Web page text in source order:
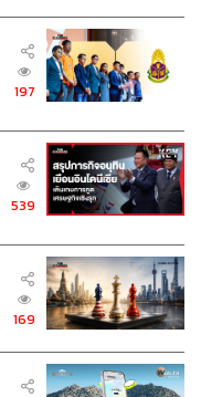
197
539
169